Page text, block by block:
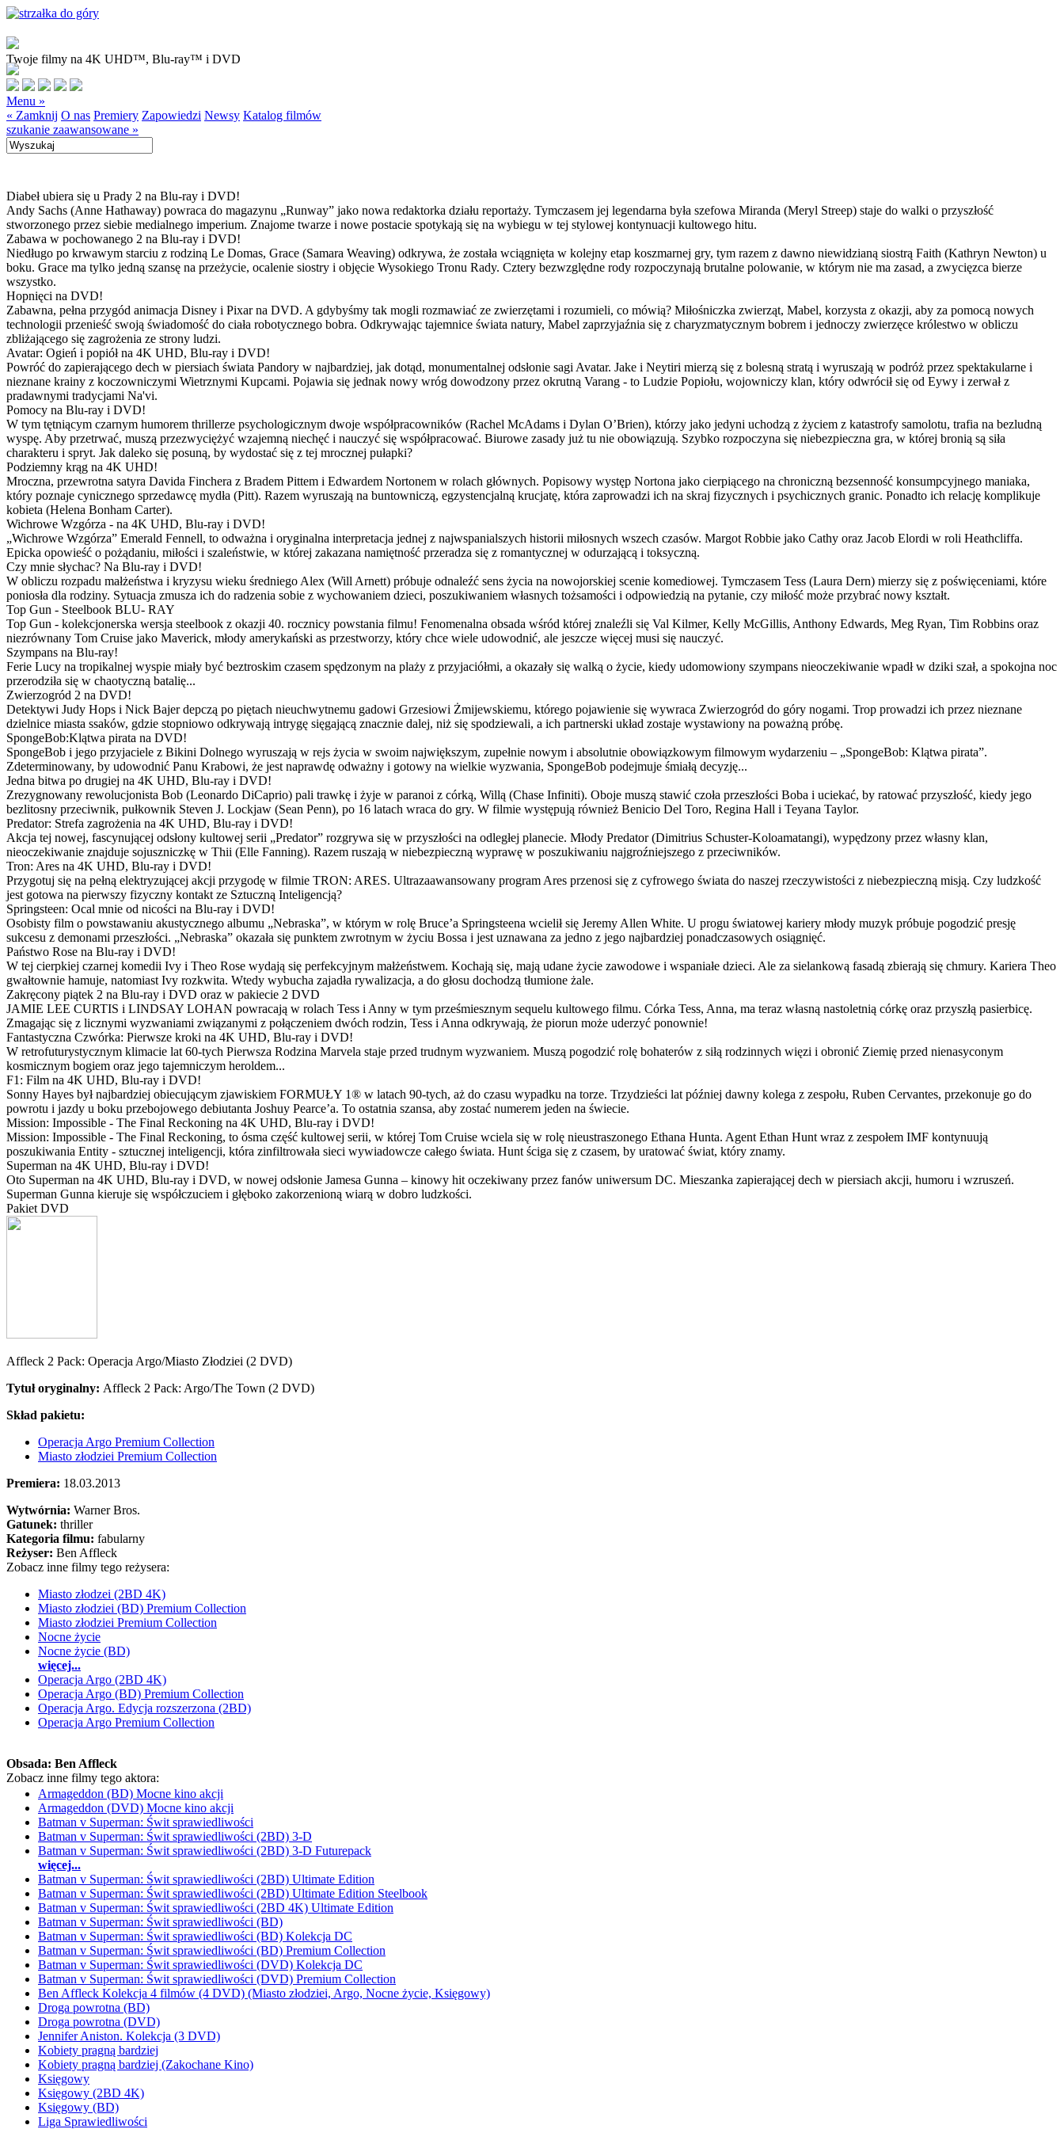
Twoje filmy na 4K UHD™, Blu-ray™ i DVD
Menu »
« Zamknij O nas Premiery Zapowiedzi Newsy Katalog filmów
szukanie zaawansowane »
Diabeł ubiera się u Prady 2 na Blu-ray i DVD!
Andy Sachs (Anne Hathaway) powraca do magazynu „Runway” jako nowa redaktorka działu reportaży. Tymczasem jej legendarna była szefowa Miranda (Meryl Streep) staje do walki o przyszłość
stworzonego przez siebie medialnego imperium. Znajome twarze i nowe postacie spotykają się na wybiegu w tej stylowej kontynuacji kultowego hitu.
Zabawa w pochowanego 2 na Blu-ray i DVD!
Niedługo po krwawym starciu z rodziną Le Domas, Grace (Samara Weaving) odkrywa, że została wciągnięta w kolejny etap koszmarnej gry, tym razem z dawno niewidzianą siostrą Faith (Kathryn Newton) u
boku. Grace ma tylko jedną szansę na przeżycie, ocalenie siostry i objęcie Wysokiego Tronu Rady. Cztery bezwzględne rody rozpoczynają brutalne polowanie, w którym nie ma zasad, a zwycięzca bierze
wszystko.
Hopnięci na DVD!
Zabawna, pełna przygód animacja Disney i Pixar na DVD. A gdybyśmy tak mogli rozmawiać ze zwierzętami i rozumieli, co mówią? Miłośniczka zwierząt, Mabel, korzysta z okazji, aby za pomocą nowych
technologii przenieść swoją świadomość do ciała robotycznego bobra. Odkrywając tajemnice świata natury, Mabel zaprzyjaźnia się z charyzmatycznym bobrem i jednoczy zwierzęce królestwo w obliczu
zbliżającego się zagrożenia ze strony ludzi.
Avatar: Ogień i popiół na 4K UHD, Blu-ray i DVD!
Powróć do zapierającego dech w piersiach świata Pandory w najbardziej, jak dotąd, monumentalnej odsłonie sagi Avatar. Jake i Neytiri mierzą się z bolesną stratą i wyruszają w podróż przez spektakularne i
nieznane krainy z koczowniczymi Wietrznymi Kupcami. Pojawia się jednak nowy wróg dowodzony przez okrutną Varang - to Ludzie Popiołu, wojowniczy klan, który odwrócił się od Eywy i zerwał z
pradawnymi tradycjami Na'vi.
Pomocy na Blu-ray i DVD!
W tym tętniącym czarnym humorem thrillerze psychologicznym dwoje współpracowników (Rachel McAdams i Dylan O’Brien), którzy jako jedyni uchodzą z życiem z katastrofy samolotu, trafia na bezludną
wyspę. Aby przetrwać, muszą przezwyciężyć wzajemną niechęć i nauczyć się współpracować. Biurowe zasady już tu nie obowiązują. Szybko rozpoczyna się niebezpieczna gra, w której bronią są siła
charakteru i spryt. Jak daleko się posuną, by wydostać się z tej mrocznej pułapki?
Podziemny krąg na 4K UHD!
Mroczna, przewrotna satyra Davida Finchera z Bradem Pittem i Edwardem Nortonem w rolach głównych. Popisowy występ Nortona jako cierpiącego na chroniczną bezsenność konsumpcyjnego maniaka,
który poznaje cynicznego sprzedawcę mydła (Pitt). Razem wyruszają na buntowniczą, egzystencjalną krucjatę, która zaprowadzi ich na skraj fizycznych i psychicznych granic. Ponadto ich relację komplikuje
kobieta (Helena Bonham Carter).
Wichrowe Wzgórza - na 4K UHD, Blu-ray i DVD!
„Wichrowe Wzgórza” Emerald Fennell, to odważna i oryginalna interpretacja jednej z najwspanialszych historii miłosnych wszech czasów. Margot Robbie jako Cathy oraz Jacob Elordi w roli Heathcliffa.
Epicka opowieść o pożądaniu, miłości i szaleństwie, w której zakazana namiętność przeradza się z romantycznej w odurzającą i toksyczną.
Czy mnie słychac? Na Blu-ray i DVD!
W obliczu rozpadu małżeństwa i kryzysu wieku średniego Alex (Will Arnett) próbuje odnaleźć sens życia na nowojorskiej scenie komediowej. Tymczasem Tess (Laura Dern) mierzy się z poświęceniami, które
poniosła dla rodziny. Sytuacja zmusza ich do radzenia sobie z wychowaniem dzieci, poszukiwaniem własnych tożsamości i odpowiedzią na pytanie, czy miłość może przybrać nowy kształt.
Top Gun - Steelbook BLU- RAY
Top Gun - kolekcjonerska wersja steelbook z okazji 40. rocznicy powstania filmu! Fenomenalna obsada wśród której znaleźli się Val Kilmer, Kelly McGillis, Anthony Edwards, Meg Ryan, Tim Robbins oraz
niezrównany Tom Cruise jako Maverick, młody amerykański as przestworzy, który chce wiele udowodnić, ale jeszcze więcej musi się nauczyć.
Szympans na Blu-ray!
Ferie Lucy na tropikalnej wyspie miały być beztroskim czasem spędzonym na plaży z przyjaciółmi, a okazały się walką o życie, kiedy udomowiony szympans nieoczekiwanie wpadł w dziki szał, a spokojna noc
przerodziła się w chaotyczną batalię...
Zwierzogród 2 na DVD!
Detektywi Judy Hops i Nick Bajer depczą po piętach nieuchwytnemu gadowi Grzesiowi Żmijewskiemu, którego pojawienie się wywraca Zwierzogród do góry nogami. Trop prowadzi ich przez nieznane
dzielnice miasta ssaków, gdzie stopniowo odkrywają intrygę sięgającą znacznie dalej, niż się spodziewali, a ich partnerski układ zostaje wystawiony na poważną próbę.
SpongeBob:Klątwa pirata na DVD!
SpongeBob i jego przyjaciele z Bikini Dolnego wyruszają w rejs życia w swoim największym, zupełnie nowym i absolutnie obowiązkowym filmowym wydarzeniu – „SpongeBob: Klątwa pirata”.
Zdeterminowany, by udowodnić Panu Krabowi, że jest naprawdę odważny i gotowy na wielkie wyzwania, SpongeBob podejmuje śmiałą decyzję...
Jedna bitwa po drugiej na 4K UHD, Blu-ray i DVD!
Zrezygnowany rewolucjonista Bob (Leonardo DiCaprio) pali trawkę i żyje w paranoi z córką, Willą (Chase Infiniti). Oboje muszą stawić czoła przeszłości Boba i uciekać, by ratować przyszłość, kiedy jego
bezlitosny przeciwnik, pułkownik Steven J. Lockjaw (Sean Penn), po 16 latach wraca do gry. W filmie występują również Benicio Del Toro, Regina Hall i Teyana Taylor.
Predator: Strefa zagrożenia na 4K UHD, Blu-ray i DVD!
Akcja tej nowej, fascynującej odsłony kultowej serii „Predator” rozgrywa się w przyszłości na odległej planecie. Młody Predator (Dimitrius Schuster-Koloamatangi), wypędzony przez własny klan,
nieoczekiwanie znajduje sojuszniczkę w Thii (Elle Fanning). Razem ruszają w niebezpieczną wyprawę w poszukiwaniu najgroźniejszego z przeciwników.
Tron: Ares na 4K UHD, Blu-ray i DVD!
Przygotuj się na pełną elektryzującej akcji przygodę w filmie TRON: ARES. Ultrazaawansowany program Ares przenosi się z cyfrowego świata do naszej rzeczywistości z niebezpieczną misją. Czy ludzkość
jest gotowa na pierwszy fizyczny kontakt ze Sztuczną Inteligencją?
Springsteen: Ocal mnie od nicości na Blu-ray i DVD!
Osobisty film o powstawaniu akustycznego albumu „Nebraska”, w którym w rolę Bruce’a Springsteena wcielił się Jeremy Allen White. U progu światowej kariery młody muzyk próbuje pogodzić presję
sukcesu z demonami przeszłości. „Nebraska” okazała się punktem zwrotnym w życiu Bossa i jest uznawana za jedno z jego najbardziej ponadczasowych osiągnięć.
Państwo Rose na Blu-ray i DVD!
W tej cierpkiej czarnej komedii Ivy i Theo Rose wydają się perfekcyjnym małżeństwem. Kochają się, mają udane życie zawodowe i wspaniałe dzieci. Ale za sielankową fasadą zbierają się chmury. Kariera Theo
gwałtownie hamuje, natomiast Ivy rozkwita. Wtedy wybucha zajadła rywalizacja, a do głosu dochodzą tłumione żale.
Zakręcony piątek 2 na Blu-ray i DVD oraz w pakiecie 2 DVD
JAMIE LEE CURTIS i LINDSAY LOHAN powracają w rolach Tess i Anny w tym prześmiesznym sequelu kultowego filmu. Córka Tess, Anna, ma teraz własną nastoletnią córkę oraz przyszłą pasierbicę.
Zmagając się z licznymi wyzwaniami związanymi z połączeniem dwóch rodzin, Tess i Anna odkrywają, że piorun może uderzyć ponownie!
Fantastyczna Czwórka: Pierwsze kroki na 4K UHD, Blu-ray i DVD!
W retrofuturystycznym klimacie lat 60-tych Pierwsza Rodzina Marvela staje przed trudnym wyzwaniem. Muszą pogodzić rolę bohaterów z siłą rodzinnych więzi i obronić Ziemię przed nienasyconym
kosmicznym bogiem oraz jego tajemniczym heroldem...
F1: Film na 4K UHD, Blu-ray i DVD!
Sonny Hayes był najbardziej obiecującym zjawiskiem FORMUŁY 1® w latach 90-tych, aż do czasu wypadku na torze. Trzydzieści lat później dawny kolega z zespołu, Ruben Cervantes, przekonuje go do
powrotu i jazdy u boku przebojowego debiutanta Joshuy Pearce’a. To ostatnia szansa, aby zostać numerem jeden na świecie.
Mission: Impossible - The Final Reckoning na 4K UHD, Blu-ray i DVD!
Mission: Impossible - The Final Reckoning, to ósma część kultowej serii, w której Tom Cruise wciela się w rolę nieustraszonego Ethana Hunta. Agent Ethan Hunt wraz z zespołem IMF kontynuują
poszukiwania Entity - sztucznej inteligencji, która zinfiltrowała sieci wywiadowcze całego świata. Hunt ściga się z czasem, by uratować świat, który znamy.
Superman na 4K UHD, Blu-ray i DVD!
Oto Superman na 4K UHD, Blu-ray i DVD, w nowej odsłonie Jamesa Gunna – kinowy hit oczekiwany przez fanów uniwersum DC. Mieszanka zapierającej dech w piersiach akcji, humoru i wzruszeń.
Superman Gunna kieruje się współczuciem i głęboko zakorzenioną wiarą w dobro ludzkości.
Pakiet DVD
Affleck 2 Pack: Operacja Argo/Miasto Złodziei (2 DVD)
Tytuł oryginalny: Affleck 2 Pack: Argo/The Town (2 DVD)
Skład pakietu:
Operacja Argo Premium Collection
Miasto złodziei Premium Collection
Premiera: 18.03.2013
Wytwórnia: Warner Bros.
Gatunek: thriller
Kategoria filmu: fabularny
Reżyser: Ben Affleck
Zobacz inne filmy tego reżysera:
Miasto złodzei (2BD 4K)
Miasto złodziei (BD) Premium Collection
Miasto złodziei Premium Collection
Nocne życie
Nocne życie (BD)
więcej...
Operacja Argo (2BD 4K)
Operacja Argo (BD) Premium Collection
Operacja Argo. Edycja rozszerzona (2BD)
Operacja Argo Premium Collection
Obsada: Ben Affleck
Zobacz inne filmy tego aktora:
Armageddon (BD) Mocne kino akcji
Armageddon (DVD) Mocne kino akcji
Batman v Superman: Świt sprawiedliwości
Batman v Superman: Świt sprawiedliwości (2BD) 3-D
Batman v Superman: Świt sprawiedliwości (2BD) 3-D Futurepack
więcej...
Batman v Superman: Świt sprawiedliwości (2BD) Ultimate Edition
Batman v Superman: Świt sprawiedliwości (2BD) Ultimate Edition Steelbook
Batman v Superman: Świt sprawiedliwości (2BD 4K) Ultimate Edition
Batman v Superman: Świt sprawiedliwości (BD)
Batman v Superman: Świt sprawiedliwości (BD) Kolekcja DC
Batman v Superman: Świt sprawiedliwości (BD) Premium Collection
Batman v Superman: Świt sprawiedliwości (DVD) Kolekcja DC
Batman v Superman: Świt sprawiedliwości (DVD) Premium Collection
Ben Affleck Kolekcja 4 filmów (4 DVD) (Miasto złodziei, Argo, Nocne życie, Księgowy)
Droga powrotna (BD)
Droga powrotna (DVD)
Jennifer Aniston. Kolekcja (3 DVD)
Kobiety pragną bardziej
Kobiety pragną bardziej (Zakochane Kino)
Księgowy
Księgowy (2BD 4K)
Księgowy (BD)
Liga Sprawiedliwości